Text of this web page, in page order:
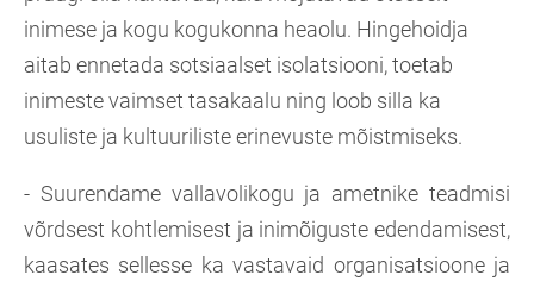
inimese ja kogu kogukonna heaolu. Hingehoidja
aitab ennetada sotsiaalset isolatsiooni, toetab
inimeste vaimset tasakaalu ning loob silla ka
usuliste ja kultuuriliste erinevuste mõistmiseks.
- Suurendame vallavolikogu ja ametnike teadmisi
võrdsest kohtlemisest ja inimõiguste edendamisest,
kaasates sellesse ka vastavaid organisatsioone ja